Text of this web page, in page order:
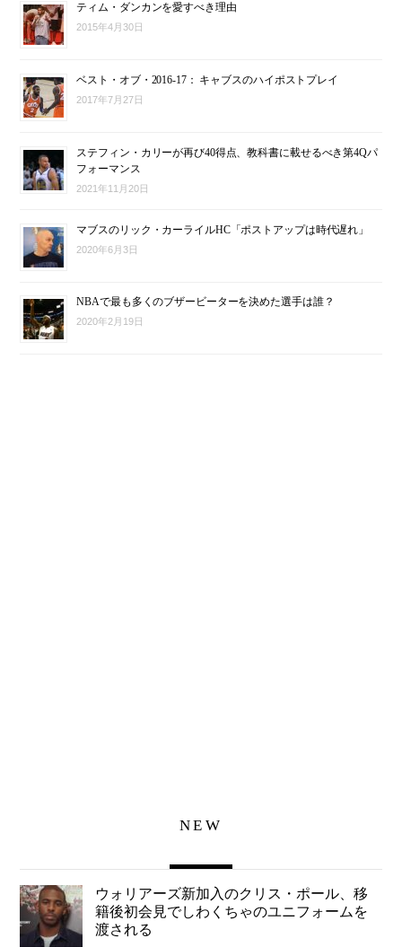
ティム・ダンカンを愛すべき理由
2015年4月30日
ベスト・オブ・2016-17： キャブスのハイポストプレイ
2017年7月27日
ステフィン・カリーが再び40得点、教科書に載せるべき第4Qパ
フォーマンス
2021年11月20日
マブスのリック・カーライルHC「ポストアップは時代遅れ」
2020年6月3日
NBAで最も多くのブザービーターを決めた選手は誰？
2020年2月19日
NEW
ウォリアーズ新加入のクリス・ポール、移
籍後初会見でしわくちゃのユニフォームを
渡される